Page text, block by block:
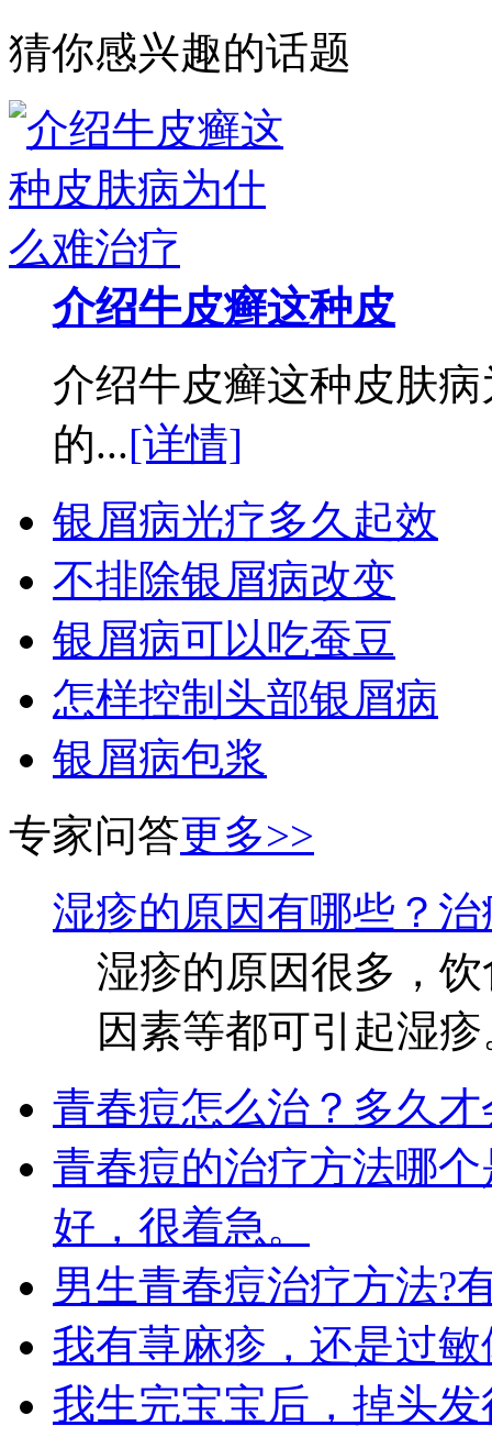
猜你感兴趣的话题
介绍牛皮癣这种皮
介绍牛皮癣这种皮肤
的...[详情]
银屑病光疗多久起效
不排除银屑病改变
银屑病可以吃蚕豆
怎样控制头部银屑病
银屑病包浆
专家问答更多>>
湿疹的原因有哪些？治
湿疹的原因很多，
因素等都可引起湿
青春痘怎么治？多久
青春痘的治疗方法哪
好，很着急。
男生青春痘治疗方法?
我有荨麻疹，还是过
我生完宝宝后，掉头